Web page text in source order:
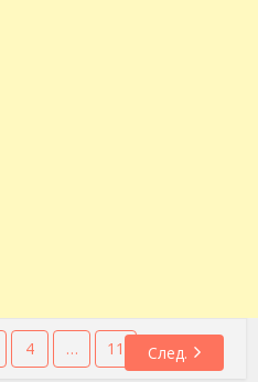
4 … 11 След.